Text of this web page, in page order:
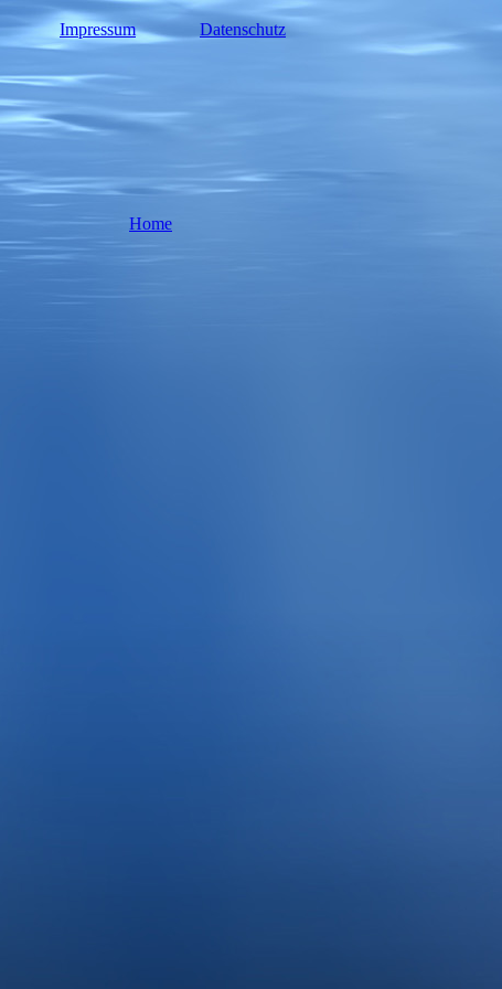
Impressum Datenschutz
Home